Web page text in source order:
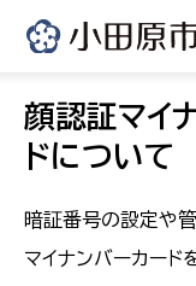
顔認証マイ
ドについて
暗証番号の設定や
マイナンバーカード